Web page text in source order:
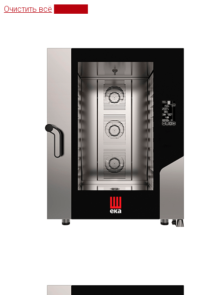
Очистить всё